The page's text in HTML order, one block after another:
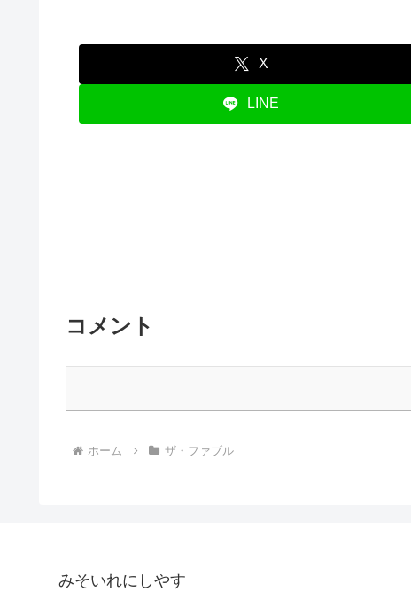
X
LINE
コメント
ホーム ザ・ファブル
みそいれにしやす